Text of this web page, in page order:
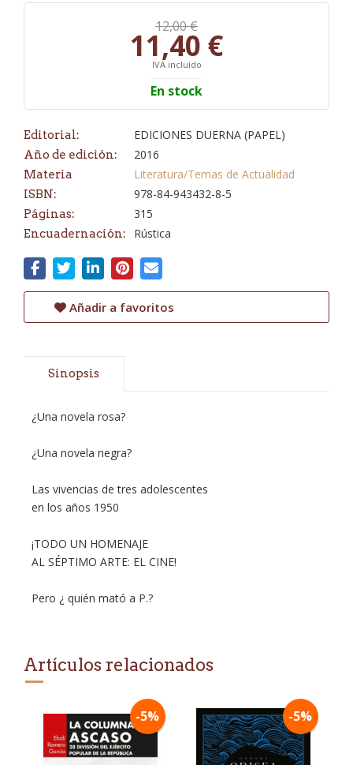
12,00 €
11,40 €
IVA incluido
En stock
Editorial: EDICIONES DUERNA (PAPEL)
Año de edición: 2016
Materia Literatura/Temas de Actualidad
ISBN: 978-84-943432-8-5
Páginas: 315
Encuadernación: Rústica
Añadir a favoritos
Sinopsis
¿Una novela rosa?
¿Una novela negra?
Las vivencias de tres adolescentes
en los años 1950
¡TODO UN HOMENAJE
AL SÉPTIMO ARTE: EL CINE!
Pero ¿ quién mató a P.?
Artículos relacionados
-5% -5%